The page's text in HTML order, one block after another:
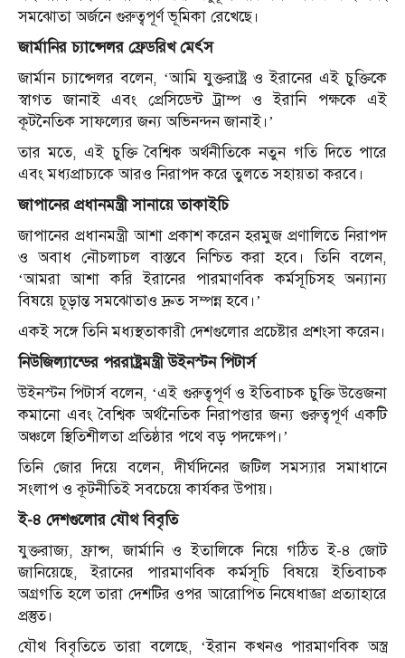
সমঝোতা অর্জনে গুরুত্বপূর্ণ ভূমিকা রেখেছে।
জার্মানির চ্যান্সেলর ফ্রেডরিখ মের্ৎস
জার্মান চ্যান্সেলর বলেন, ‘আমি যুক্তরাষ্ট্র ও ইরানের এই চুক্তিকে
স্বাগত জানাই এবং প্রেসিডেন্ট ট্রাম্প ও ইরানি পক্ষকে এই
কূটনৈতিক সাফল্যের জন্য অভিনন্দন জানাই।’
তার মতে, এই চুক্তি বৈশ্বিক অর্থনীতিকে নতুন গতি দিতে পারে
এবং মধ্যপ্রাচ্যকে আরও নিরাপদ করে তুলতে সহায়তা করবে।
জাপানের প্রধানমন্ত্রী সানায়ে তাকাইচি
জাপানের প্রধানমন্ত্রী আশা প্রকাশ করেন হরমুজ প্রণালিতে নিরাপদ
ও অবাধ নৌচলাচল বাস্তবে নিশ্চিত করা হবে। তিনি বলেন,
‘আমরা আশা করি ইরানের পারমাণবিক কর্মসূচিসহ অন্যান্য
বিষয়ে চূড়ান্ত সমঝোতাও দ্রুত সম্পন্ন হবে।’
একই সঙ্গে তিনি মধ্যস্থতাকারী দেশগুলোর প্রচেষ্টার প্রশংসা করেন।
নিউজিল্যান্ডের পররাষ্ট্রমন্ত্রী উইনস্টন পিটার্স
উইনস্টন পিটার্স বলেন, ‘এই গুরুত্বপূর্ণ ও ইতিবাচক চুক্তি উত্তেজনা
কমানো এবং বৈশ্বিক অর্থনৈতিক নিরাপত্তার জন্য গুরুত্বপূর্ণ একটি
অঞ্চলে স্থিতিশীলতা প্রতিষ্ঠার পথে বড় পদক্ষেপ।’
তিনি জোর দিয়ে বলেন, দীর্ঘদিনের জটিল সমস্যার সমাধানে
সংলাপ ও কূটনীতিই সবচেয়ে কার্যকর উপায়।
ই-৪ দেশগুলোর যৌথ বিবৃতি
যুক্তরাজ্য, ফ্রান্স, জার্মানি ও ইতালিকে নিয়ে গঠিত ই-৪ জোট
জানিয়েছে, ইরানের পারমাণবিক কর্মসূচি বিষয়ে ইতিবাচক
অগ্রগতি হলে তারা দেশটির ওপর আরোপিত নিষেধাজ্ঞা প্রত্যাহারে
প্রস্তুত।
যৌথ বিবৃতিতে তারা বলেছে, ‘ইরান কখনও পারমাণবিক অস্ত্র